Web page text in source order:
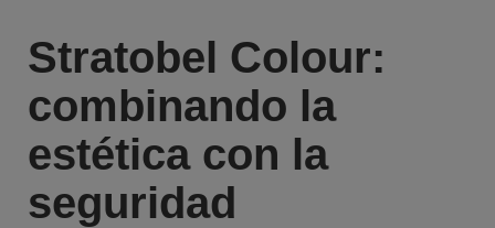
Stratobel Colour:
combinando la
estética con la
seguridad